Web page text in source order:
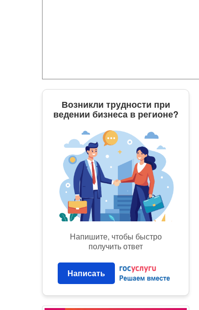
Возникли трудности при
ведении бизнеса в регионе?
Напишите, чтобы быстро
получить ответ
Написать